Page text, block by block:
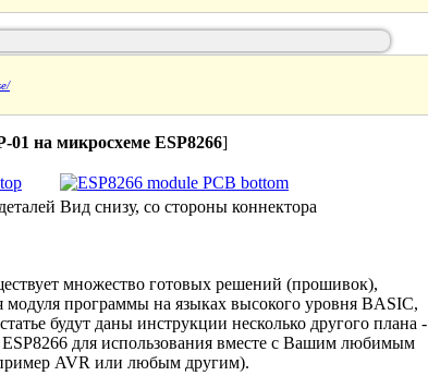
01 на микросхеме ESP8266]
Вид снизу, со стороны коннектора
множество готовых решений (прошивок),
модуля программы на языках высокого уровня BASIC,
будут даны инструкции несколько другого плана -
ESP8266 для использования вместе с Вашим любимым
AVR или любым другим).